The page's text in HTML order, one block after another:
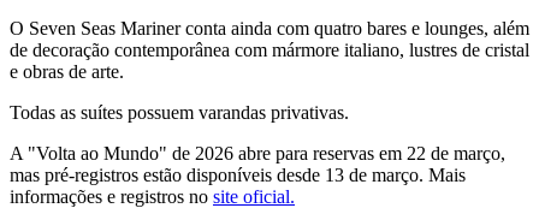
O Seven Seas Mariner conta ainda com quatro bares e lounges, além
de decoração contemporânea com mármore italiano, lustres de cristal
e obras de arte.
Todas as suítes possuem varandas privativas.
A "Volta ao Mundo" de 2026 abre para reservas em 22 de março,
mas pré-registros estão disponíveis desde 13 de março. Mais
informações e registros no site oficial.